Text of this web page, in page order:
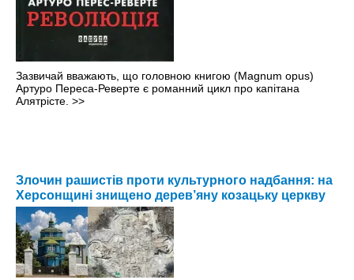
Зазвичай вважають, що головною книгою (Magnum opus)
Артуро Переса-Реверте є романний цикл про капітана
Алятрісте. >>
Злочин рашистів проти культурного надбання: на
Херсонщині знищено дерев’яну козацьку церкву